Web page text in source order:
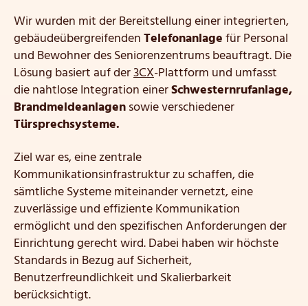
Wir wurden mit der Bereitstellung einer integrierten,
gebäudeübergreifendenTelefonanlagefür Personal
und Bewohner des Seniorenzentrums beauftragt. Die
Lösung basiert auf der3CX-Plattform und umfasst
die nahtlose Integration einerSchwesternrufanlage,
Brandmeldeanlagensowie verschiedener
Türsprechsysteme.
Ziel war es, eine zentrale
Kommunikationsinfrastruktur zu schaffen, die
sämtliche Systeme miteinander vernetzt, eine
zuverlässige und effiziente Kommunikation
ermöglicht und den spezifischen Anforderungen der
Einrichtung gerecht wird. Dabei haben wir höchste
Standards in Bezug auf Sicherheit,
Benutzerfreundlichkeit und Skalierbarkeit
berücksichtigt.